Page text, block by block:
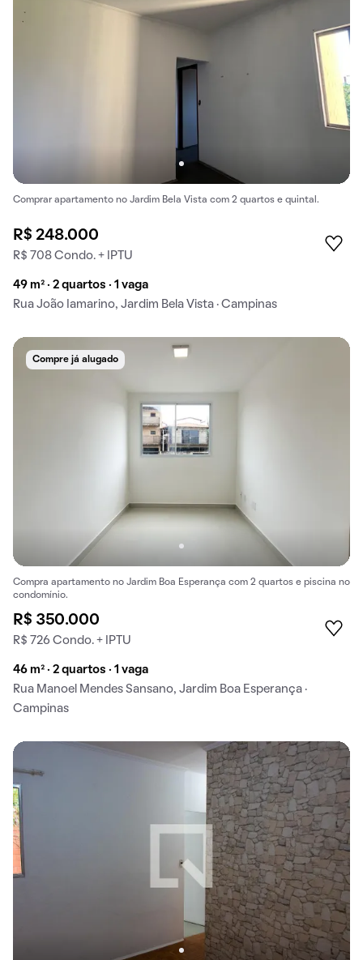
Comprar apartamento no Jardim Bela Vista com 2 quartos e quintal.
R$ 248.000
R$ 708 Condo. + IPTU
49 m² · 2 quartos · 1 vaga
Rua João Iamarino, Jardim Bela Vista · Campinas
Compre já alugado
Compra apartamento no Jardim Boa Esperança com 2 quartos e piscina no
condomínio.
R$ 350.000
R$ 726 Condo. + IPTU
46 m² · 2 quartos · 1 vaga
Rua Manoel Mendes Sansano, Jardim Boa Esperança ·
Campinas